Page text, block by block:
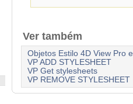
Ver também
Objetos Estilo 4D View Pro
VP ADD STYLESHEET
VP Get stylesheets
VP REMOVE STYLESHEET